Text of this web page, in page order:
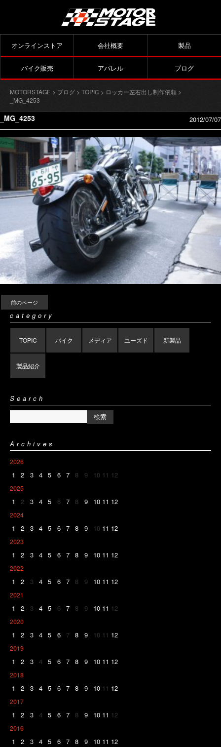
オンラインストア 会社概要 製品
バイク販売 アパレル ブログ
MOTORSTAGE > ブログ > TOPIC > ロッカー左右出し制作依頼 >
_MG_4253
_MG_4253 2012/07/07
前のページ
category
TOPIC バイク メディア ユーズド 新製品
製品紹介
Search
Archives
2026
1 2 3 4 5 6 7 8 9 10 11 12
2025
1 2 3 4 5 6 7 8 9 10 11 12
2024
1 2 3 4 5 6 7 8 9 10 11 12
2023
1 2 3 4 5 6 7 8 9 10 11 12
2022
1 2 3 4 5 6 7 8 9 10 11 12
2021
1 2 3 4 5 6 7 8 9 10 11 12
2020
1 2 3 4 5 6 7 8 9 10 11 12
2019
1 2 3 4 5 6 7 8 9 10 11 12
2018
1 2 3 4 5 6 7 8 9 10 11 12
2017
1 2 3 4 5 6 7 8 9 10 11 12
2016
1 2 3 4 5 6 7 8 9 10 11 12